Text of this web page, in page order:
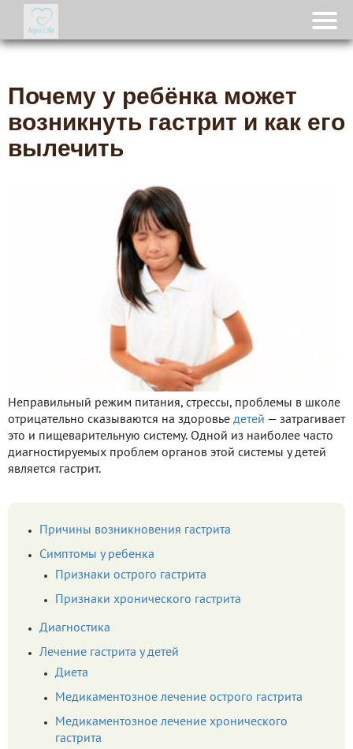
Почему у ребёнка может
возникнуть гастрит и как его
вылечить
Неправильный режим питания, стрессы, проблемы в школе
отрицательно сказываются на здоровье детей — затрагивает
это и пищеварительную систему. Одной из наиболее часто
диагностируемых проблем органов этой системы у детей
является гастрит.
Причины возникновения гастрита
Симптомы у ребенка
Признаки острого гастрита
Признаки хронического гастрита
Диагностика
Лечение гастрита у детей
Диета
Медикаментозное лечение острого гастрита
Медикаментозное лечение хронического
гастрита